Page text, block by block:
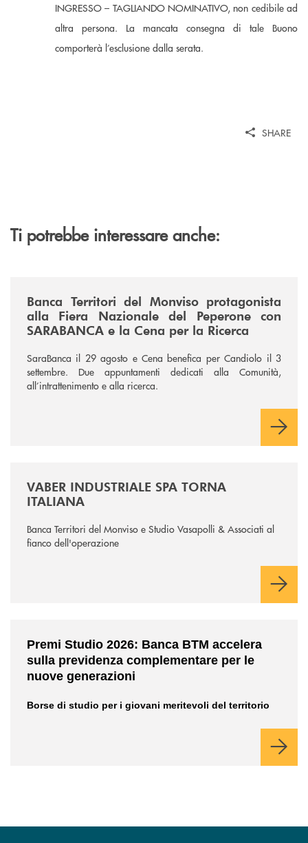
INGRESSO – TAGLIANDO NOMINATIVO, non cedibile ad
altra persona. La mancata consegna di tale Buono
comporterà l’esclusione dalla serata.
SHARE
Ti potrebbe interessare anche:
Banca Territori del Monviso protagonista
alla Fiera Nazionale del Peperone con
SARABANCA e la Cena per la Ricerca
SaraBanca il 29 agosto e Cena benefica per Candiolo il 3
settembre. Due appuntamenti dedicati alla Comunità,
all’intrattenimento e alla ricerca.
VABER INDUSTRIALE SPA TORNA
ITALIANA
Banca Territori del Monviso e Studio Vasapolli & Associati al
fianco dell'operazione
Premi Studio 2026: Banca BTM accelera
sulla previdenza complementare per le
nuove generazioni
Borse di studio per i giovani meritevoli del territorio